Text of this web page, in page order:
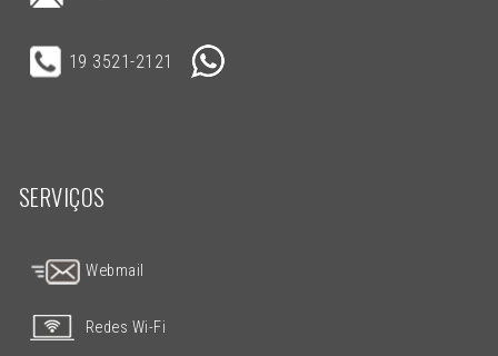
19 3521-2121
SERVIÇOS
Webmail
Redes Wi-Fi